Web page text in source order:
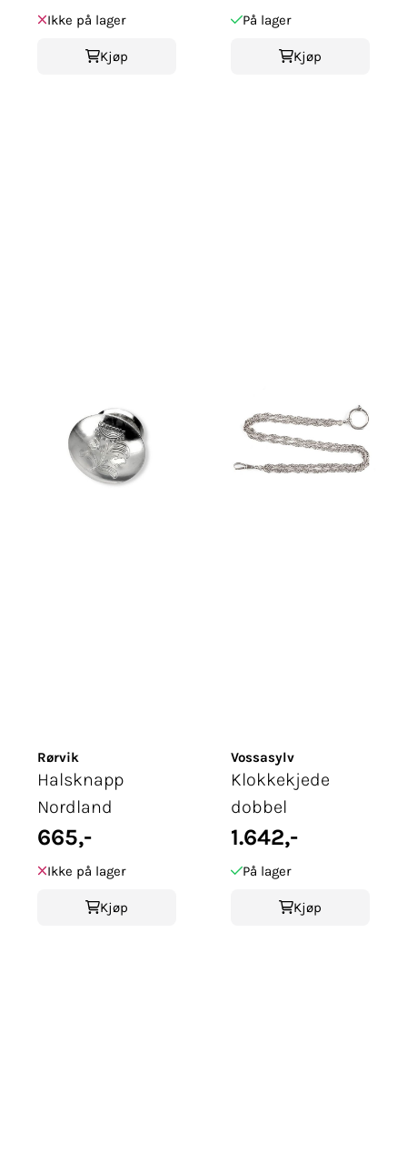
Ikke på lager
Kjøp
På lager
Kjøp
Rørvik
Halsknapp
Nordland
665,-
Ikke på lager
Kjøp
Vossasylv
Klokkekjede
dobbel
1.642,-
På lager
Kjøp